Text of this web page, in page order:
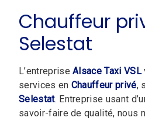
Chauffeur
Selestat
L’entrepriseAlsace Taxi VSL
services en Chauffeur privé,
Selestat. Entreprise usant
savoir-faire de qualité, nous